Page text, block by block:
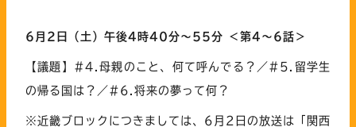
6 月2日（土）午後4時40分～55分 ＜第4～6話＞
【議題】#4.母親のこと、何て呼んでる？／#5.留学生
の帰る国は？／#6.将来の夢って何？
※近畿ブロックにつきましては、6月2日の放送は「関西